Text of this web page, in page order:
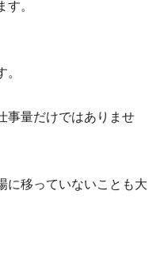
。
事量だけではありませ
に移っていないことも大